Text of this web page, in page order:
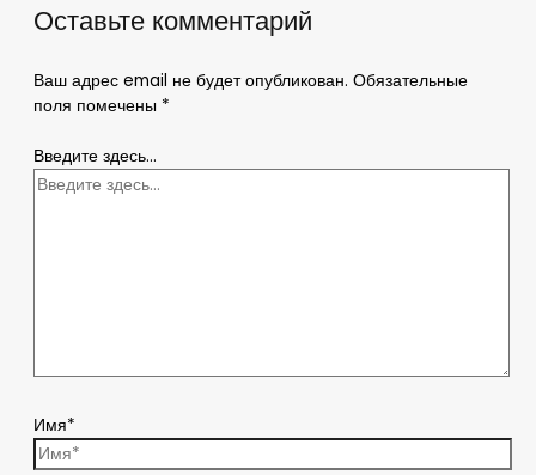
Оставьте комментарий
Ваш адрес email не будет опубликован. Обязательные
поля помечены *
Введите здесь...
Имя*